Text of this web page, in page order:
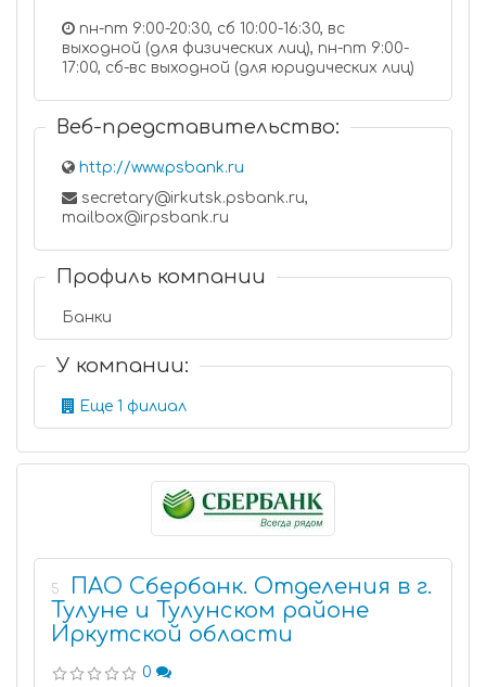
пн-пт 9:00-20:30, сб 10:00-16:30, вс
выходной (для физических лиц), пн-пт 9:00-
17:00, сб-вс выходной (для юридических лиц)
Веб-представительство:
http://www.psbank.ru
secretary@irkutsk.psbank.ru,
mailbox@irpsbank.ru
Профиль компании
Банки
У компании:
Еще 1 филиал
5
ПАО Сбербанк. Отделения в г.
Тулуне и Тулунском районе
Иркутской области
0